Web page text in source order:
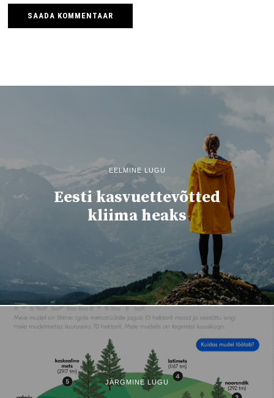
EELMINE LUGU
Eesti kasvuettevõtted
kliima heaks
JÄRGMINE LUGU